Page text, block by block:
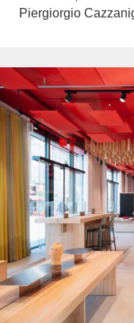
Piergiorgio